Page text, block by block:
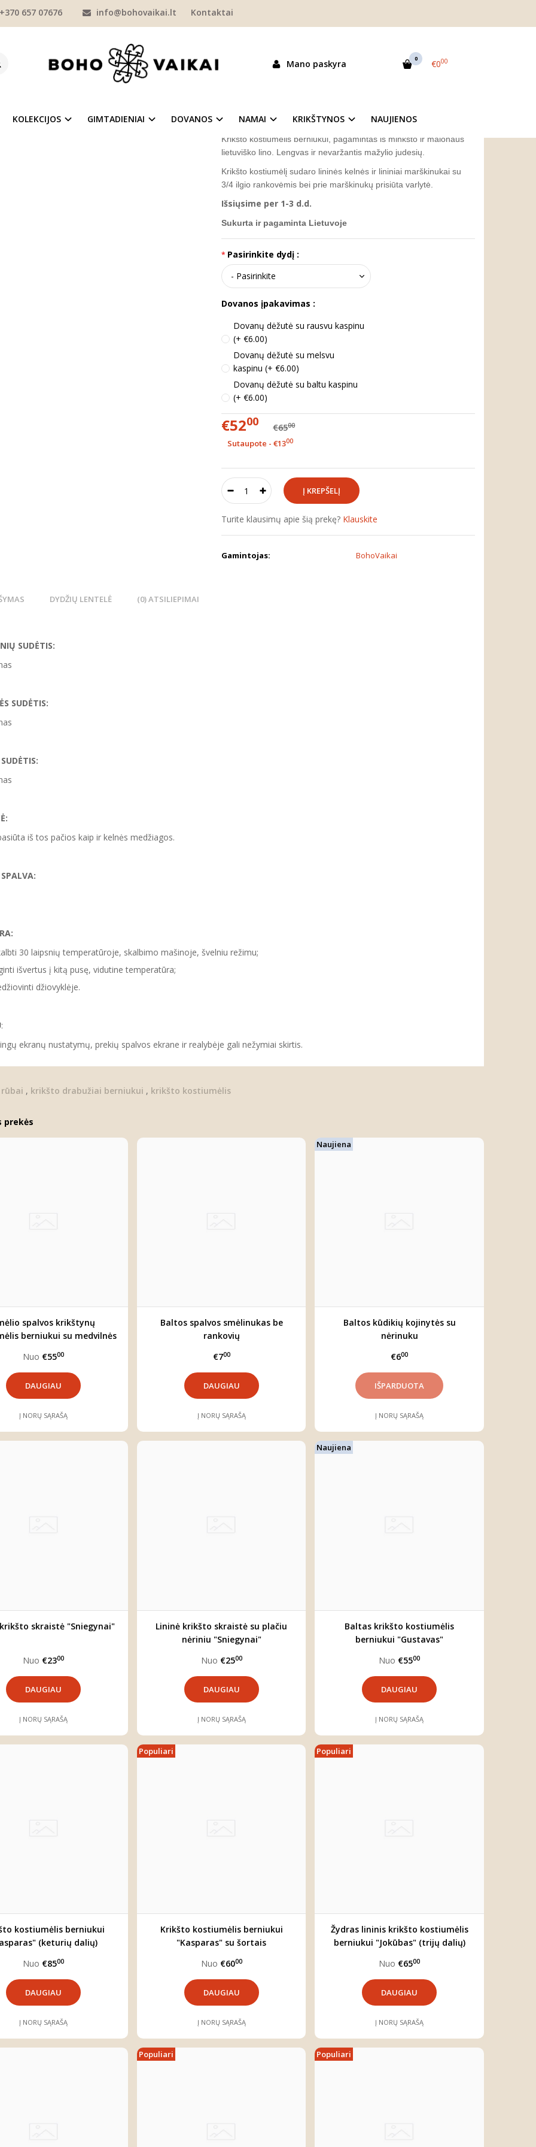
+370 657 07676 info@bohovaikai.lt Kontaktai
Mano paskyra 0 €000
KOLEKCIJOS GIMTADIENIAI DOVANOS NAMAI KRIKŠTYNOS NAUJIENOS
KRIKŠTYNŲ KOSTIUMĖLIS BERNIUKUI "HERKUS"
Krikšto kostiumėlis berniukui, pagamintas iš minkšto ir malonaus
lietuviško lino. Lengvas ir nevaržantis mažylio judesių.
Krikšto kostiumėlį sudaro lininės kelnės ir lininiai marškinukai su
3/4 ilgio rankovėmis bei prie marškinukų prisiūta varlytė.
Išsiųsime per 1-3 d.d.
Sukurta ir pagaminta Lietuvoje
Pasirinkite dydį :
Dovanos įpakavimas :
Dovanų dėžutė su rausvu kaspinu
(+ €6.00)
Dovanų dėžutė su melsvu
kaspinu (+ €6.00)
Dovanų dėžutė su baltu kaspinu
(+ €6.00)
€5200 €6500
Sutaupote - €1300
Turite klausimų apie šią prekę? Klauskite
Gamintojas: BohoVaikai
DYDŽIŲ LENTELĖ (0) ATSILIEPIMAI
SUDĖTIS:
SUDĖTIS:
iš tos pačios kaip ir kelnės medžiagos.
30 laipsnių temperatūroje, skalbimo mašinoje, švelniu režimu;
išvertus į kitą pusę, vidutine temperatūra;
džiovyklėje.
:
ekranų nustatymų, prekių spalvos ekrane ir realybėje gali nežymiai skirtis.
, krikšto drabužiai berniukui , krikšto kostiumėlis
prekės
spalvos krikštynų
berniukui su medvilnės
Nuo €5500
DAUGIAU
Į NORŲ SĄRAŠĄ
Baltos spalvos smėlinukas be
rankovių
€700
DAUGIAU
Į NORŲ SĄRAŠĄ
Naujiena
Baltos kūdikių kojinytės su
nėrinuku
€600
Į NORŲ SĄRAŠĄ
skraistė "Sniegynai"
Nuo €2300
DAUGIAU
Į NORŲ SĄRAŠĄ
Lininė krikšto skraistė su plačiu
nėriniu "Sniegynai"
Nuo €2500
DAUGIAU
Į NORŲ SĄRAŠĄ
Naujiena
Baltas krikšto kostiumėlis
berniukui "Gustavas"
Nuo €5500
DAUGIAU
Į NORŲ SĄRAŠĄ
kostiumėlis berniukui
(keturių dalių)
Nuo €8500
DAUGIAU
Į NORŲ SĄRAŠĄ
Populiari
Krikšto kostiumėlis berniukui
"Kasparas" su šortais
Nuo €6000
DAUGIAU
Į NORŲ SĄRAŠĄ
Populiari
Žydras lininis krikšto kostiumėlis
berniukui "Jokūbas" (trijų dalių)
Nuo €6500
DAUGIAU
Į NORŲ SĄRAŠĄ
Populiari Populiari